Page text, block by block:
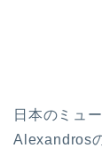
日本のミュ
Alexandros